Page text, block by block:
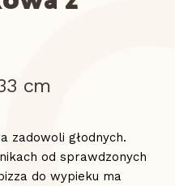
cm
zadowoli głodnych.
od sprawdzonych
do wypieku ma